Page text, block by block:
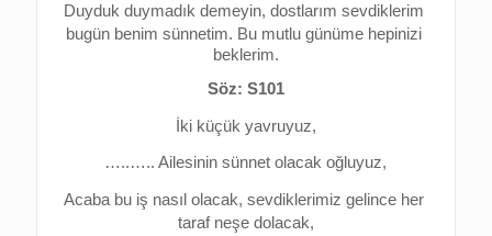
Duyduk duymadık demeyin, dostlarım sevdiklerim
bugün benim sünnetim. Bu mutlu günüme hepinizi
beklerim.
Söz: S101
İki küçük yavruyuz,
…..….. Ailesinin sünnet olacak oğluyuz,
Acaba bu iş nasıl olacak, sevdiklerimiz gelince her
taraf neşe dolacak,